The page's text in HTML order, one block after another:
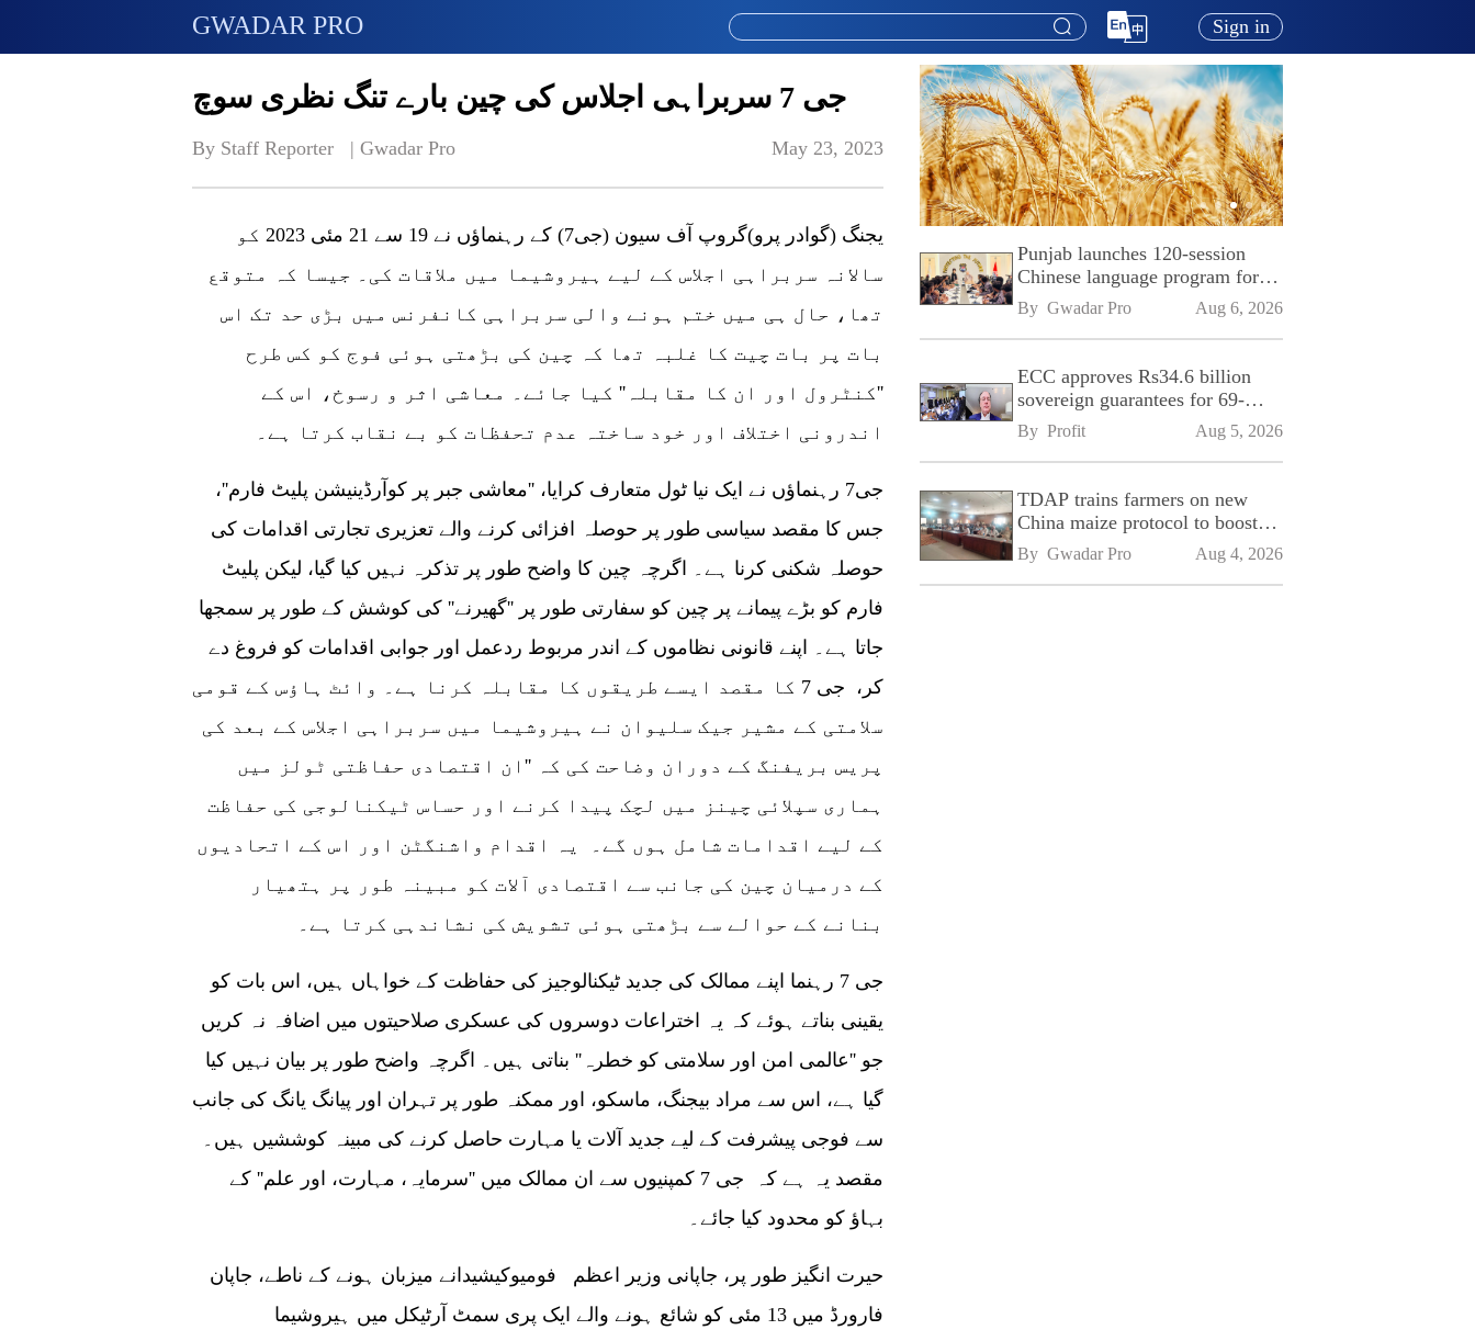
GWADAR PRO Sign in
جی 7 سربراہی اجلاس کی چین بارے تنگ نظری سوچ
By Staff Reporter   | Gwadar Pro May 23, 2023
یجنگ (گوادر پرو)گروپ آف سیون (جی7) کے رہنماؤں نے 19 سے 21 مئی 2023 کو
سالانہ سربراہی اجلاس کے لیے ہیروشیما میں ملاقات کی۔ جیسا کہ متوقع
تھا، حال ہی میں ختم ہونے والی سربراہی کانفرنس میں بڑی حد تک اس
بات پر بات چیت کا غلبہ تھا کہ چین کی بڑھتی ہوئی فوج کو کس طرح
''کنٹرول اور ان کا مقابلہ'' کیا جائے۔ معاشی اثر و رسوخ، اس کے
اندرونی اختلاف اور خود ساختہ عدم تحفظات کو بے نقاب کرتا ہے۔
جس کا مقصد سیاسی طور پر حوصلہ افزائی کرنے والے تعزیری تجارتی اقدامات کی
حوصلہ شکنی کرنا ہے۔ اگرچہ چین کا واضح طور پر تذکرہ نہیں کیا گیا، لیکن پلیٹ
فارم کو بڑے پیمانے پر چین کو سفارتی طور پر ''گھیرنے'' کی کوشش کے طور پر سمجھا
جاتا ہے۔ اپنے قانونی نظاموں کے اندر مربوط ردعمل اور جوابی اقدامات کو فروغ دے
کر، جی 7 کا مقصد ایسے طریقوں کا مقابلہ کرنا ہے۔ وائٹ ہاؤس کے قومی
سلامتی کے مشیر جیک سلیوان نے ہیروشیما میں سربراہی اجلاس کے بعد کی
پریس بریفنگ کے دوران وضاحت کی کہ ''ان اقتصادی حفاظتی ٹولز میں
ہماری سپلائی چینز میں لچک پیدا کرنے اور حساس ٹیکنالوجی کی حفاظت
کے لیے اقدامات شامل ہوں گے۔ یہ اقدام واشنگٹن اور اس کے اتحادیوں
کے درمیان چین کی جانب سے اقتصادی آلات کو مبینہ طور پر ہتھیار
بنانے کے حوالے سے بڑھتی ہوئی تشویش کی نشاندہی کرتا ہے۔
یقینی بناتے ہوئے کہ یہ اختراعات دوسروں کی عسکری صلاحیتوں میں اضافہ نہ کریں
جو ''عالمی امن اور سلامتی کو خطرہ'' بناتی ہیں۔ اگرچہ واضح طور پر بیان نہیں کیا
گیا ہے، اس سے مراد بیجنگ، ماسکو، اور ممکنہ طور پر تہران اور پیانگ یانگ کی جانب
سے فوجی پیشرفت کے لیے جدید آلات یا مہارت حاصل کرنے کی مبینہ کوششیں ہیں۔
مقصد یہ ہے کہ جی 7 کمپنیوں سے ان ممالک میں ''سرمایہ، مہارت، اور علم'' کے
بہاؤ کو محدود کیا جائے۔
حیرت انگیز طور پر، جاپانی وزیر اعظم فومیوکیشیدانے میزبان ہونے کے ناطے، جاپان
فارورڈ میں 13 مئی کو شائع ہونے والے ایک پری سمٹ آرٹیکل میں ہیروشیما
Punjab launches 120-session
Chinese language program for
SPU
By Gwadar Pro Aug 6, 2026
ECC approves Rs34.6 billion
sovereign guarantees for 69-
kilometre Sialkot-Kharian
Motorway
By Profit Aug 5, 2026
TDAP trains farmers on new
China maize protocol to boost
exports
By Gwadar Pro Aug 4, 2026